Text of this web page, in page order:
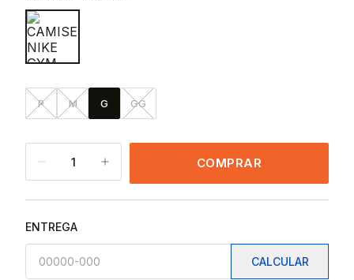
P M G GG
1 COMPRAR
ENTREGA
CALCULAR